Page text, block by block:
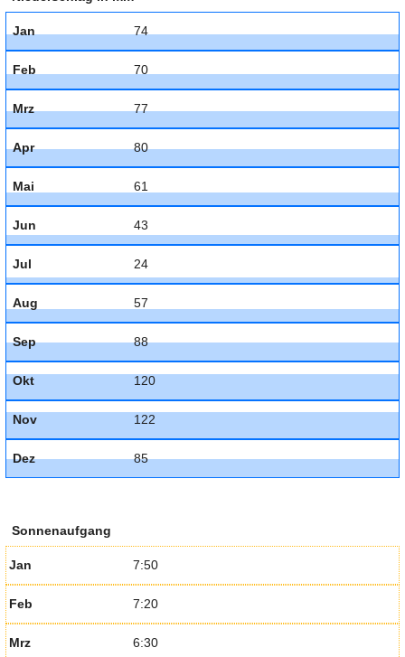
Jan 74
Feb 70
Mrz 77
Apr 80
Mai 61
Jun 43
Jul 24
Aug 57
Sep 88
Okt 120
Nov 122
Dez 85
Sonnenaufgang
Jan 7:50
Feb 7:20
Mrz 6:30